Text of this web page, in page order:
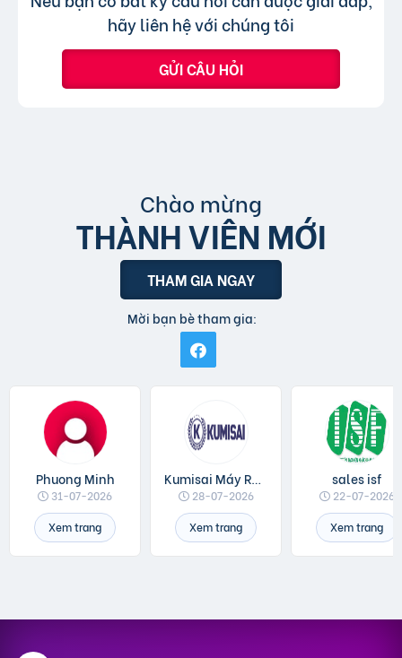
tin đăng sử dụng tiếng Việt có dấu.
hãy liên hệ với chúng tôi
GỬI CÂU HỎI
Chào mừng
THÀNH VIÊN MỚI
THAM GIA NGAY
Mời bạn bè tham gia:
Phuong Minh
31-07-2026
Xem trang
Kumisai Máy Rửa Xe
28-07-2026
Xem trang
sales isf
22-07-2026
Xem trang